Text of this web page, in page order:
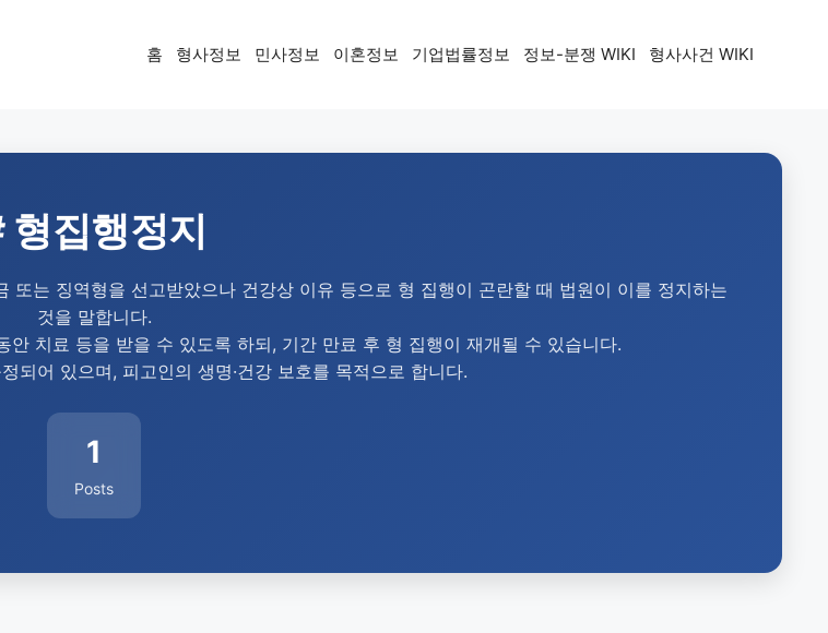
홈 형사정보 민사정보 이혼정보 기업법률정보 정보-분쟁 WIKI 형사사건 WIKI
형집행정지
는 징역형을 선고받았으나 건강상 이유 등으로 형 집행이 곤란할 때 법원이 이를 정지하는
것을 말합니다.
치료 등을 받을 수 있도록 하되, 기간 만료 후 형 집행이 재개될 수 있습니다.
되어 있으며, 피고인의 생명·건강 보호를 목적으로 합니다.
1
Posts